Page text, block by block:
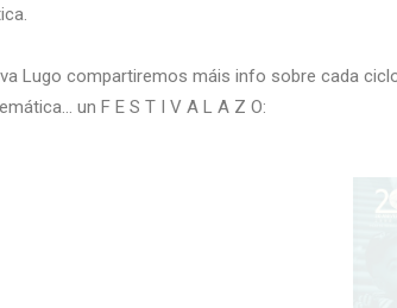
Lugo compartiremos máis info sobre cada
un F E S T I V A L A Z O: